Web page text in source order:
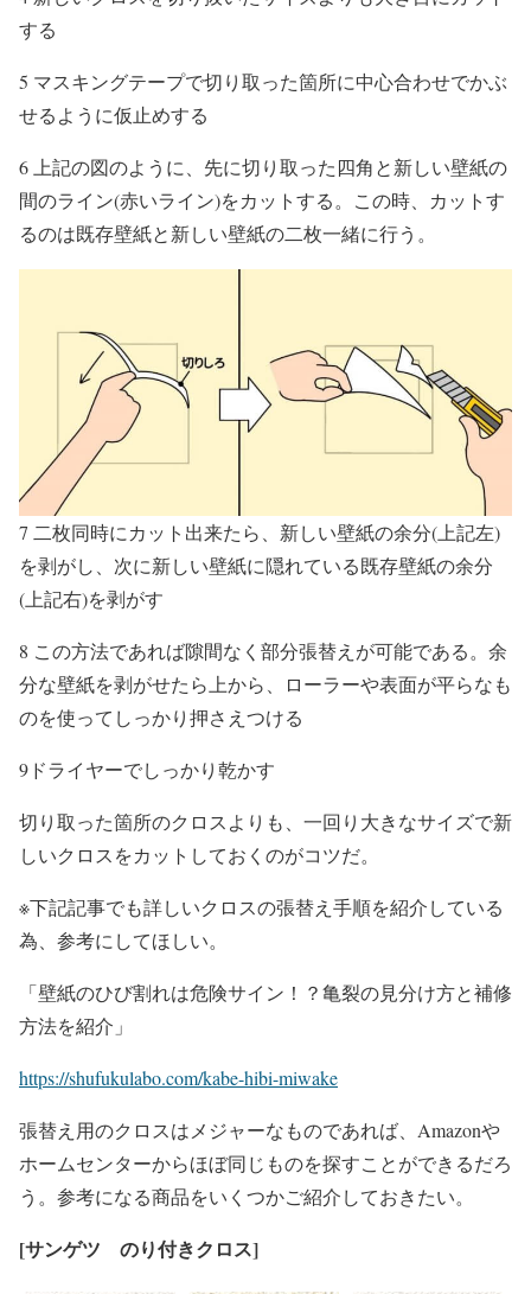
する
5 マスキングテープで切り取った箇所に中心合わせでかぶ
せるように仮止めする
6 上記の図のように、先に切り取った四角と新しい壁紙の
間のライン(赤いライン)をカットする。この時、カットす
るのは既存壁紙と新しい壁紙の二枚一緒に行う。
7 二枚同時にカット出来たら、新しい壁紙の余分(上記左)
を剥がし、次に新しい壁紙に隠れている既存壁紙の余分
(上記右)を剥がす
8 この方法であれば隙間なく部分張替えが可能である。余
分な壁紙を剥がせたら上から、ローラーや表面が平らなも
のを使ってしっかり押さえつける
9ドライヤーでしっかり乾かす
切り取った箇所のクロスよりも、一回り大きなサイズで新
しいクロスをカットしておくのがコツだ。
※下記記事でも詳しいクロスの張替え手順を紹介している
為、参考にしてほしい。
「壁紙のひび割れは危険サイン！？亀裂の見分け方と補修
方法を紹介」
https://shufukulabo.com/kabe-hibi-miwake
張替え用のクロスはメジャーなものであれば、Amazonや
ホームセンターからほぼ同じものを探すことができるだろ
う。参考になる商品をいくつかご紹介しておきたい。
[サンゲツ のり付きクロス]